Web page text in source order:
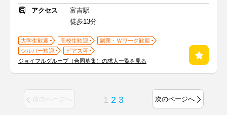
アクセス
富吉駅
徒歩13分
大学生歓迎 高校生歓迎
副業・Ｗワーク歓迎
シルバー歓迎
ピアス可
ジョイフルグループ（合同募集）の求人一覧を見る
前のページへ 1 2 3 次のページへ